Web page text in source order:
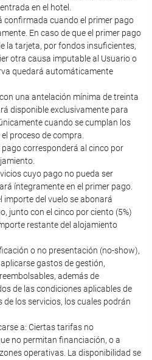
en el hotel.
confirmada cuando el primer pago
En caso de que el primer pago
la tarjeta, por fondos insuficientes,
otra causa imputable al Usuario o
quedará automáticamente
una antelación mínima de treinta
disponible exclusivamente para
cuando se cumplan los
proceso de compra.
pago corresponderá al cinco por
cuyo pago no pueda ser
íntegramente en el primer pago.
importe del vuelo se abonará
junto con el cinco por ciento (5%)
restante del alojamiento
o no presentación (no-show),
gastos de gestión,
además de
de las condiciones aplicables de
de los servicios, los cuales podrán
a: Ciertas tarifas no
no permitan financiación, o a
operativas. La disponibilidad se